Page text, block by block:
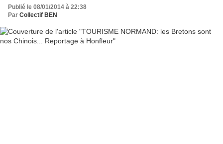
Publié le 08/01/2014 à 22:38
Par Collectif BEN